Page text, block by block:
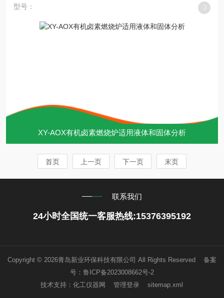
型号：
XY-AOX有机卤素燃烧炉适用液体和固体分析
首页 上一页 下一页 末页
联系我们
24小时全国统一客服热线:15376395192
Copyright © 2026青岛新业环保科技有限公司 All Rights Reserved 备案
号： 鲁ICP备2023008662号-2
技术支持：化工仪器网 管理登录 sitemap.xml